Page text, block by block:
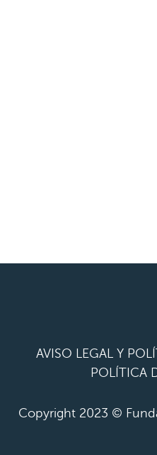
AVISO LEGAL Y
POLÍTICA
Copyright 2023 ©